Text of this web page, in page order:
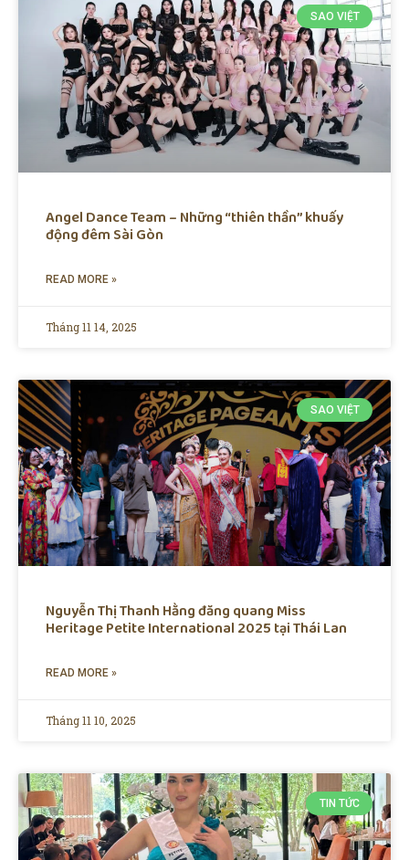
SAO VIỆT
Angel Dance Team – Những “thiên thần” khuấy
động đêm Sài Gòn
READ MORE »
Tháng 11 14, 2025
SAO VIỆT
Nguyễn Thị Thanh Hằng đăng quang Miss
Heritage Petite International 2025 tại Thái Lan
READ MORE »
Tháng 11 10, 2025
TIN TỨC